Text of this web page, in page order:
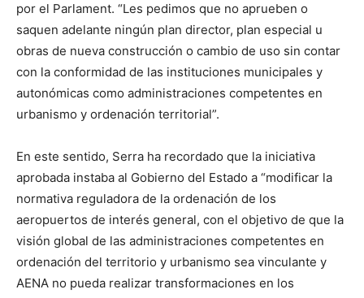
por el Parlament. “Les pedimos que no aprueben o
saquen adelante ningún plan director, plan especial u
obras de nueva construcción o cambio de uso sin contar
con la conformidad de las instituciones municipales y
autonómicas como administraciones competentes en
urbanismo y ordenación territorial”.
En este sentido, Serra ha recordado que la iniciativa
aprobada instaba al Gobierno del Estado a “modificar la
normativa reguladora de la ordenación de los
aeropuertos de interés general, con el objetivo de que la
visión global de las administraciones competentes en
ordenación del territorio y urbanismo sea vinculante y
AENA no pueda realizar transformaciones en los